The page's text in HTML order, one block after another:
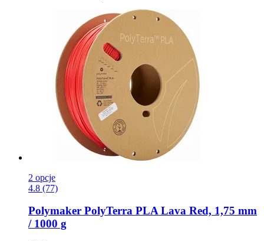
2 opcje
4.8 (77)
Polymaker PolyTerra PLA Lava Red, 1,75 mm
/ 1000 g